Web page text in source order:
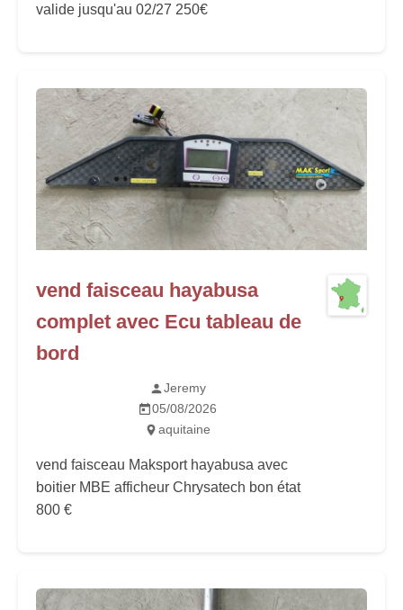
valide jusqu'au 02/27 250€
vend faisceau hayabusa
complet avec Ecu tableau de
bord
Jeremy
05/08/2026
aquitaine
vend faisceau Maksport hayabusa avec
boitier MBE afficheur Chrysatech bon état
800 €